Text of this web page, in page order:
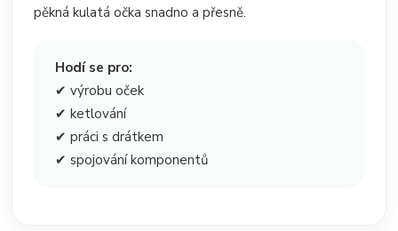
pěkná kulatá očka snadno a přesně.
Hodí se pro:
✔ výrobu oček
✔ ketlování
✔ práci s drátkem
✔ spojování komponentů